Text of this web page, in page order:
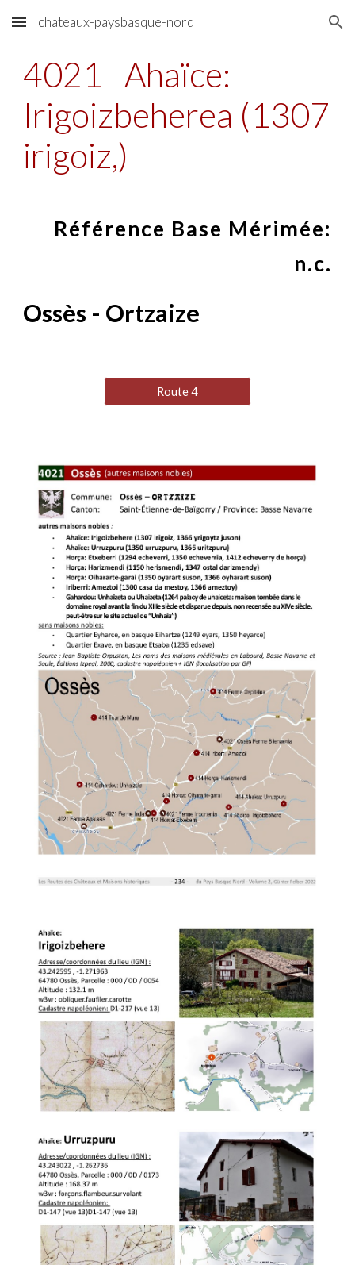
Skip to main content Skip to navigation
chateaux-paysbasque-nord
4021
Ahaïce:
Irigoizbeherea (1307
irigoiz,)
Référence Base Mérimée:
n.c.
Ossès - Ortzaize
Route 4